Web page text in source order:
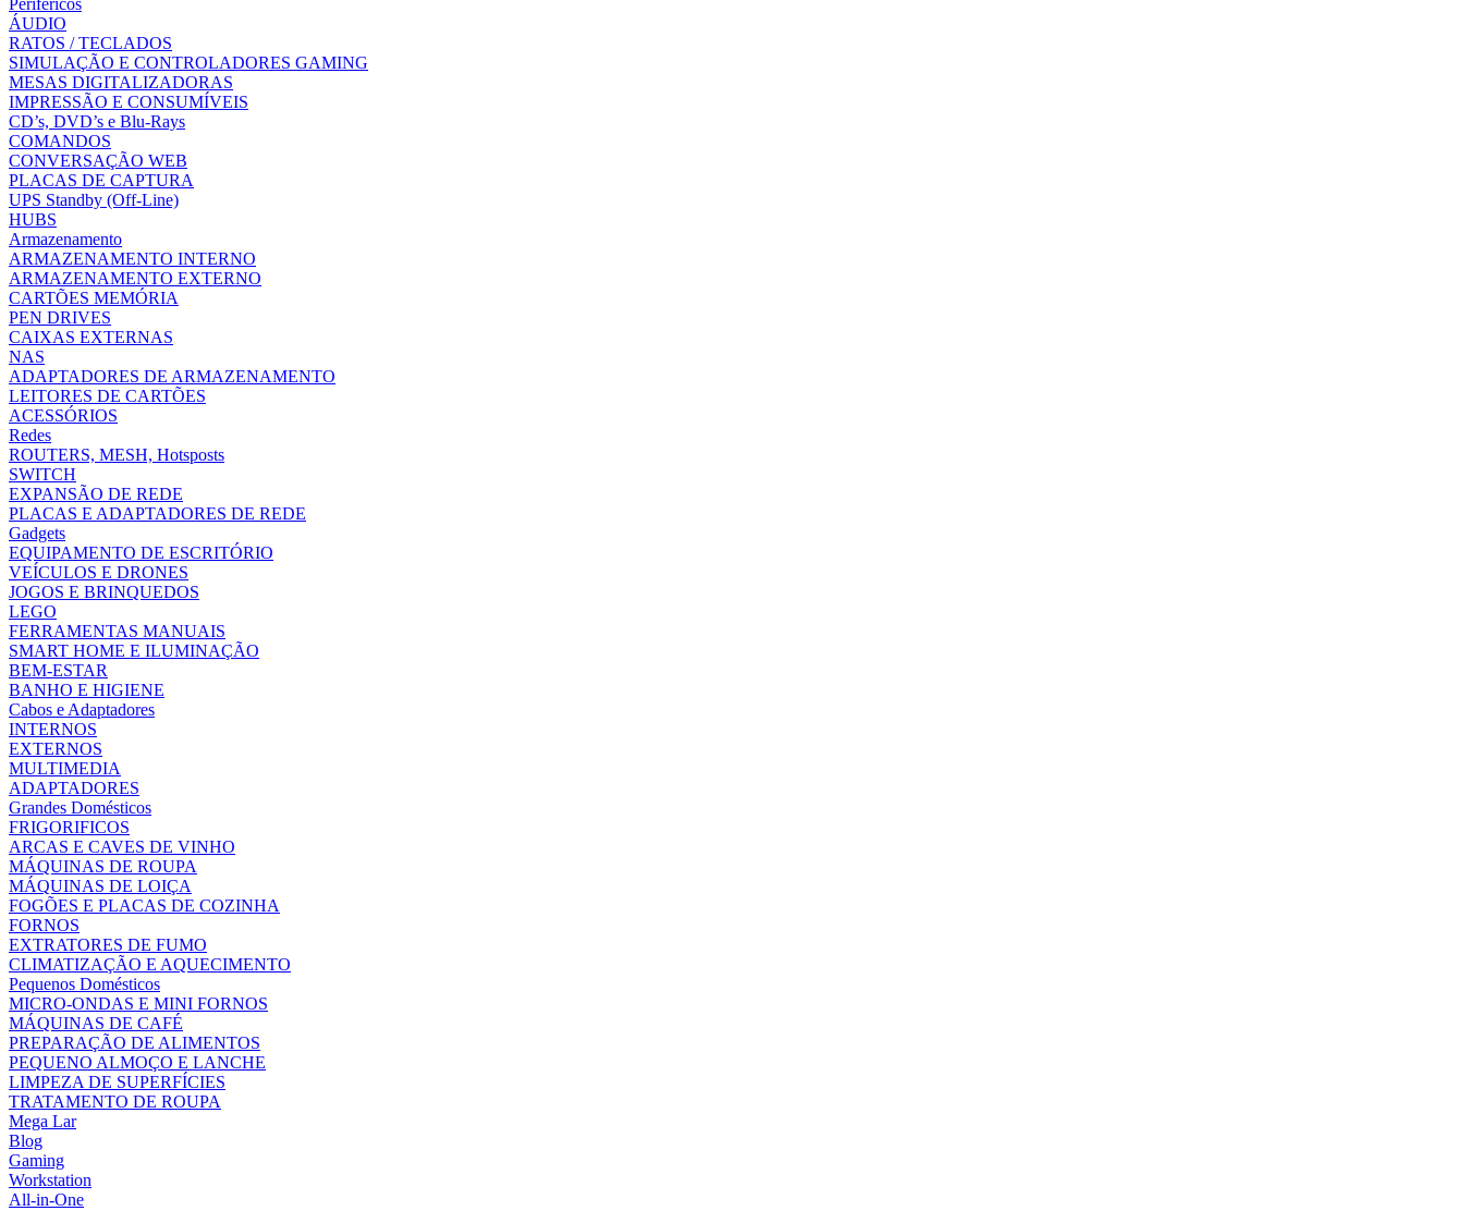
Periféricos
ÁUDIO
RATOS / TECLADOS
SIMULAÇÃO E CONTROLADORES GAMING
MESAS DIGITALIZADORAS
IMPRESSÃO E CONSUMÍVEIS
CD’s, DVD’s e Blu-Rays
COMANDOS
CONVERSAÇÃO WEB
PLACAS DE CAPTURA
UPS Standby (Off-Line)
HUBS
Armazenamento
ARMAZENAMENTO INTERNO
ARMAZENAMENTO EXTERNO
CARTÕES MEMÓRIA
PEN DRIVES
CAIXAS EXTERNAS
NAS
ADAPTADORES DE ARMAZENAMENTO
LEITORES DE CARTÕES
ACESSÓRIOS
Redes
ROUTERS, MESH, Hotsposts
SWITCH
EXPANSÃO DE REDE
PLACAS E ADAPTADORES DE REDE
Gadgets
EQUIPAMENTO DE ESCRITÓRIO
VEÍCULOS E DRONES
JOGOS E BRINQUEDOS
LEGO
FERRAMENTAS MANUAIS
SMART HOME E ILUMINAÇÃO
BEM-ESTAR
BANHO E HIGIENE
Cabos e Adaptadores
INTERNOS
EXTERNOS
MULTIMEDIA
ADAPTADORES
Grandes Domésticos
FRIGORIFICOS
ARCAS E CAVES DE VINHO
MÁQUINAS DE ROUPA
MÁQUINAS DE LOIÇA
FOGÕES E PLACAS DE COZINHA
FORNOS
EXTRATORES DE FUMO
CLIMATIZAÇÃO E AQUECIMENTO
Pequenos Domésticos
MICRO-ONDAS E MINI FORNOS
MÁQUINAS DE CAFÉ
PREPARAÇÃO DE ALIMENTOS
PEQUENO ALMOÇO E LANCHE
LIMPEZA DE SUPERFÍCIES
TRATAMENTO DE ROUPA
Mega Lar
Blog
Gaming
Workstation
All-in-One